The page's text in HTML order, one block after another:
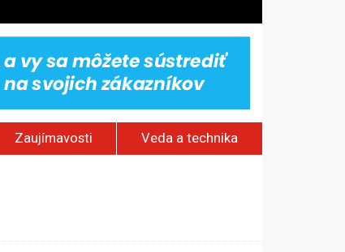
Zaujímavosti Veda a technika